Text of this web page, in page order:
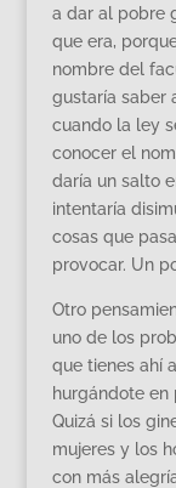
a dar al pobre
que era,
nombre del
gustaría saber
cuando la ley
conocer el
daría un salto
intentaría
cosas que
provocar. Un
Otro
uno de los
que tienes ahí
hurgándote en
Quizá si los
mujeres y los
con más